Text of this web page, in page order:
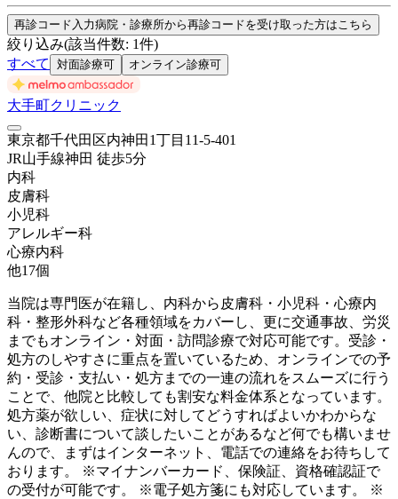
再診コード入力病院・診療所から再診コードを受け取った方はこちら
絞り込み(該当件数: 1件)
すべて
対面診療可 オンライン診療可
大手町クリニック
東京都千代田区内神田1丁目11-5-401
JR山手線神田 徒歩5分
内科
皮膚科
小児科
アレルギー科
心療内科
他17個
当院は専門医が在籍し、内科から皮膚科・小児科・心療内
科・整形外科など各種領域をカバーし、更に交通事故、労災
までもオンライン・対面・訪問診療で対応可能です。受診・
処方のしやすさに重点を置いているため、オンラインでの予
約・受診・支払い・処方までの一連の流れをスムーズに行う
ことで、他院と比較しても割安な料金体系となっています。
処方薬が欲しい、症状に対してどうすればよいかわからな
い、診断書について談したいことがあるなど何でも構いませ
んので、まずはインターネット、電話での連絡をお待ちして
おります。 ※マイナンバーカード、保険証、資格確認証で
の受付が可能です。 ※電子処方箋にも対応しています。 ※